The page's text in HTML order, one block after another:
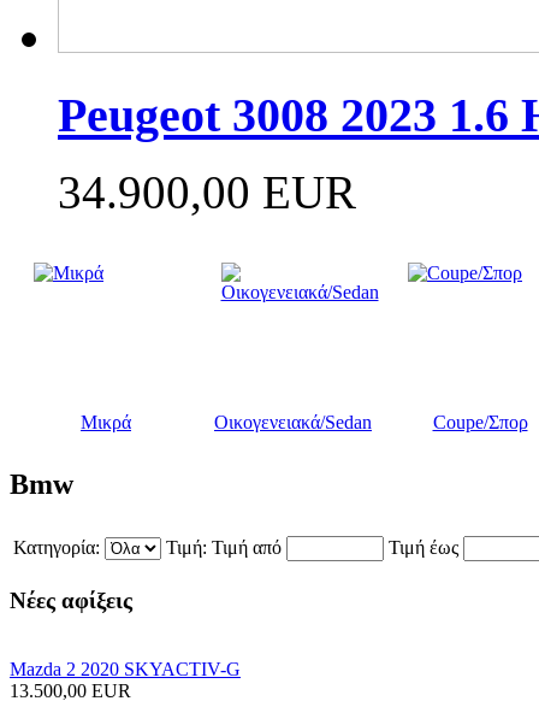
Peugeot 3008 2023
34.900,00 EUR
Μικρά Οικογενειακά/Sedan Coupe/Σπορ
Bmw
Κατηγορία: Τιμή: Τιμή από Τιμή έως
Νέες αφίξεις
Mazda 2 2020 SKYACTIV-G
13.500,00 EUR